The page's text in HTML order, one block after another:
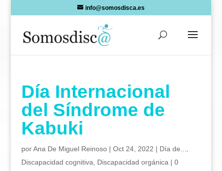
info@somosdisca.es
Día Internacional
del Síndrome de
Kabuki
porAna De Miguel Reinoso| Oct 24, 2022 | Día de...
Discapacidad cognitiva
Discapacidad orgánica | 0